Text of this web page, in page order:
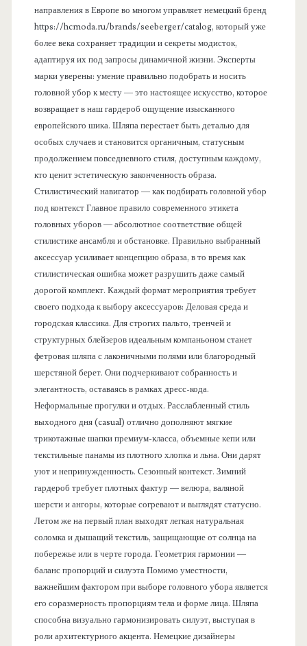
направления в Европе во многом управляет немецкий бренд
https://hcmoda.ru/brands/seeberger/catalog, который уже
более века сохраняет традиции и секреты модисток,
адаптируя их под запросы динамичной жизни. Эксперты
марки уверены: умение правильно подобрать и носить
головной убор к месту — это настоящее искусство, которое
возвращает в наш гардероб ощущение изысканного
европейского шика. Шляпа перестает быть деталью для
особых случаев и становится органичным, статусным
продолжением повседневного стиля, доступным каждому,
кто ценит эстетическую законченность образа.
Стилистический навигатор — как подбирать головной убор
под контекст Главное правило современного этикета
головных уборов — абсолютное соответствие общей
стилистике ансамбля и обстановке. Правильно выбранный
аксессуар усиливает концепцию образа, в то время как
стилистическая ошибка может разрушить даже самый
дорогой комплект. Каждый формат мероприятия требует
своего подхода к выбору аксессуаров: Деловая среда и
городская классика. Для строгих пальто, тренчей и
структурных блейзеров идеальным компаньоном станет
фетровая шляпа с лаконичными полями или благородный
шерстяной берет. Они подчеркивают собранность и
элегантность, оставаясь в рамках дресс-кода.
Неформальные прогулки и отдых. Расслабленный стиль
выходного дня (casual) отлично дополняют мягкие
трикотажные шапки премиум-класса, объемные кепи или
текстильные панамы из плотного хлопка и льна. Они дарят
уют и непринужденность. Сезонный контекст. Зимний
гардероб требует плотных фактур — велюра, валяной
шерсти и ангоры, которые согревают и выглядят статусно.
Летом же на первый план выходят легкая натуральная
соломка и дышащий текстиль, защищающие от солнца на
побережье или в черте города. Геометрия гармонии —
баланс пропорций и силуэта Помимо уместности,
важнейшим фактором при выборе головного убора является
его соразмерность пропорциям тела и форме лица. Шляпа
способна визуально гармонизировать силуэт, выступая в
роли архитектурного акцента. Немецкие дизайнеры